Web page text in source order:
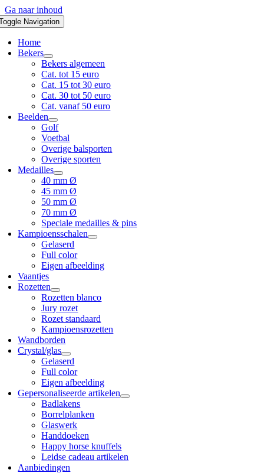
Ga naar inhoud
Navigation
Home
Bekers
Bekers algemeen
Cat. tot 15 euro
Cat. 15 tot 30 euro
Cat. 30 tot 50 euro
Cat. vanaf 50 euro
Beelden
Golf
Voetbal
Overige balsporten
Overige sporten
Medailles
40 mm Ø
45 mm Ø
50 mm Ø
70 mm Ø
Speciale medailles & pins
Kampioensschalen
Gelaserd
Full color
Eigen afbeelding
Vaantjes
Rozetten
Rozetten blanco
Jury rozet
Rozet standaard
Kampioensrozetten
Wandborden
Crystal/glas
Gelaserd
Full color
Eigen afbeelding
Gepersonaliseerde artikelen
Badlakens
Borrelplanken
Glaswerk
Handdoeken
Happy horse knuffels
Leidse cadeau artikelen
Aanbiedingen